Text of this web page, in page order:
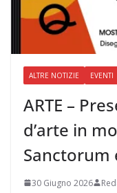
ALTRE NOTIZIE EVENTI
ARTE –
d’arte in
Sanctorum
30 Giugno 2026